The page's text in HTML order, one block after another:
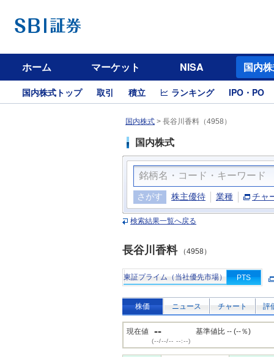
ホーム マーケット NISA 国内
国内株式トップ 取引 積立 ランキング IPO・PO
国内株式 > 長谷川香料（4958）
国内株式
さがす 株主優待 業種 チャ
検索結果一覧へ戻る
長谷川香料（4958）
東証プライム（当社優先市場） PTS
株価 ニュース チャート 評
現在値 --
(--/--/-- --:--)
基準値比 -- (--％)